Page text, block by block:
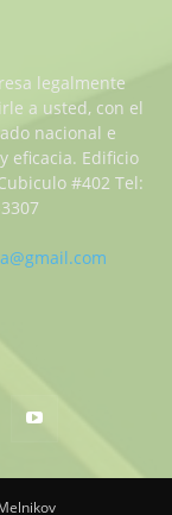
legalmente
a usted, con el
nacional e
eficacia. Edificio
#402 Tel: